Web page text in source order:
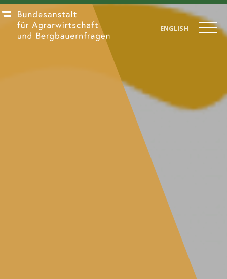
ENGLISH